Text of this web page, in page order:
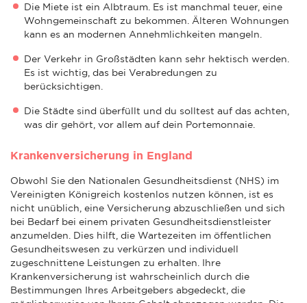
Die Miete ist ein Albtraum. Es ist manchmal teuer, eine
Wohngemeinschaft zu bekommen. Älteren Wohnungen
kann es an modernen Annehmlichkeiten mangeln.
Der Verkehr in Großstädten kann sehr hektisch werden.
Es ist wichtig, das bei Verabredungen zu
berücksichtigen.
Die Städte sind überfüllt und du solltest auf das achten,
was dir gehört, vor allem auf dein Portemonnaie.
Krankenversicherung in England
Obwohl Sie den Nationalen Gesundheitsdienst (NHS) im
Vereinigten Königreich kostenlos nutzen können, ist es
nicht unüblich, eine Versicherung abzuschließen und sich
bei Bedarf bei einem privaten Gesundheitsdienstleister
anzumelden. Dies hilft, die Wartezeiten im öffentlichen
Gesundheitswesen zu verkürzen und individuell
zugeschnittene Leistungen zu erhalten. Ihre
Krankenversicherung ist wahrscheinlich durch die
Bestimmungen Ihres Arbeitgebers abgedeckt, die